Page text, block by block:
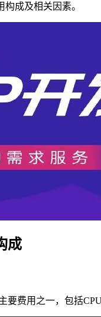
成及相关因素。
成
要费用之一，包括